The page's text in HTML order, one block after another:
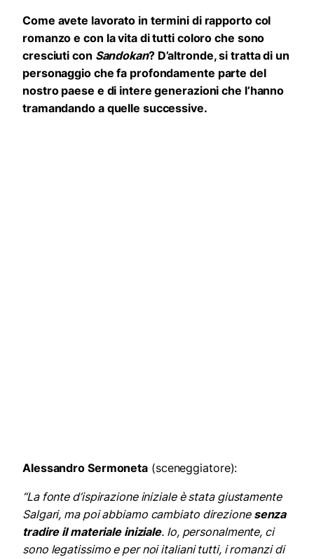
Come avete lavorato in termini di rapporto col
romanzo e con la vita di tutti coloro che sono
cresciuti con Sandokan? D’altronde, si tratta di un
personaggio che fa profondamente parte del
nostro paese e di intere generazioni che l’hanno
tramandando a quelle successive.
Alessandro Sermoneta (sceneggiatore):
“La fonte d’ispirazione iniziale è stata giustamente
Salgari, ma poi abbiamo cambiato direzione senza
tradire il materiale iniziale. Io, personalmente, ci
sono legatissimo e per noi italiani tutti, i romanzi di